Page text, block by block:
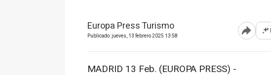
Europa Press Turismo
Publicado: jueves, 13 febrero 2025 13:58 Abrir
MADRID 13 Feb. (EUROPA PRESS) -